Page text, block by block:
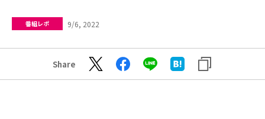
番組レポ 9/6, 2022
Share